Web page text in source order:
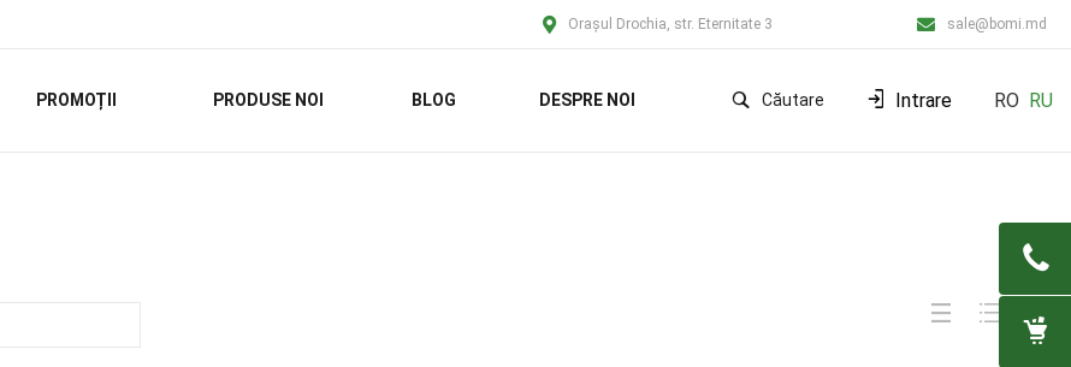
Orașul Drochia, str. Eternitate 3 sale@bomi.md
PROMOȚII PRODUSE NOI BLOG DESPRE NOI Căutare Intrare RO RU